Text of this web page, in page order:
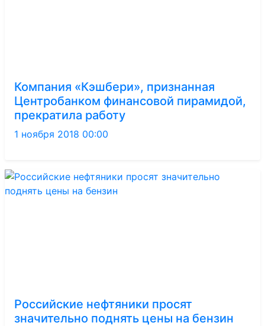
Компания «Кэшбери», признанная
Центробанком финансовой пирамидой,
прекратила работу
1 ноября 2018 00:00
Российские нефтяники просят
значительно поднять цены на бензин